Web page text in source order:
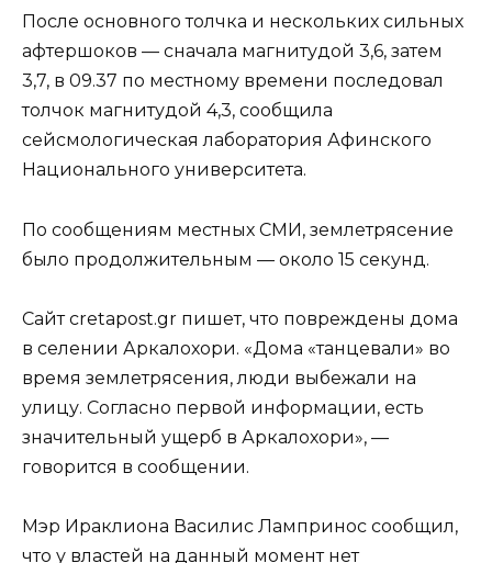
После основного толчка и нескольких сильных
афтершоков — сначала магнитудой 3,6, затем
3,7, в 09.37 по местному времени последовал
толчок магнитудой 4,3, сообщила
сейсмологическая лаборатория Афинского
Национального университета.
По сообщениям местных СМИ, землетрясение
было продолжительным — около 15 секунд.
Сайт cretapost.gr пишет, что повреждены дома
в селении Аркалохори. «Дома «танцевали» во
время землетрясения, люди выбежали на
улицу. Согласно первой информации, есть
значительный ущерб в Аркалохори», —
говорится в сообщении.
Мэр Ираклиона Василис Лампринос сообщил,
что у властей на данный момент нет